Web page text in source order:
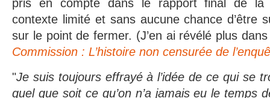
pris en compte dans le rapport final de la
contexte limité et sans aucune chance d’être
sur le point de fermer. (J’en ai révélé plus
Commission : L’histoire non censurée de
"Je suis toujours effrayé à l’idée de ce qui se
quel que soit ce qu’on n’a jamais eu le temps